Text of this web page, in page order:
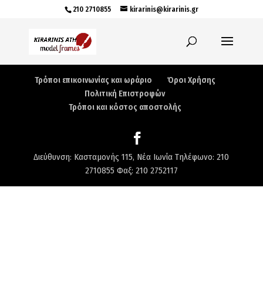
210 2710855 kirarinis@kirarinis.gr
Τρόποι επικοινωνίας και ωράριο
Όροι Χρήσης
Πολιτική Επιστροφών
Τρόποι και κόστος αποστολής
Διεύθυνση: Κασταμονής 115, Νέα Ιωνία Τηλέφωνο: 210
2710855 Φαξ: 210 2752117